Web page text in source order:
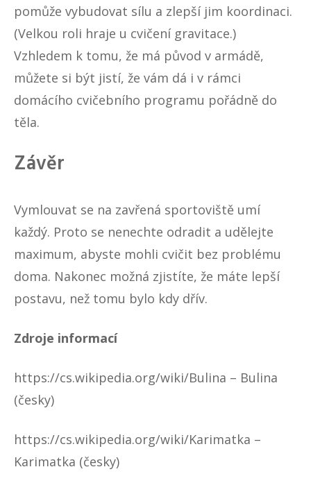
pomůže vybudovat sílu a zlepší jim koordinaci.
(Velkou roli hraje u cvičení gravitace.)
Vzhledem k tomu, že má původ v armádě,
můžete si být jistí, že vám dá i v rámci
domácího cvičebního programu pořádně do
těla.
Závěr
Vymlouvat se na zavřená sportoviště umí
každý. Proto se nenechte odradit a udělejte
maximum, abyste mohli cvičit bez problému
doma. Nakonec možná zjistíte, že máte lepší
postavu, než tomu bylo kdy dřív.
Zdroje informací
https://cs.wikipedia.org/wiki/Bulina – Bulina
(česky)
https://cs.wikipedia.org/wiki/Karimatka –
Karimatka (česky)